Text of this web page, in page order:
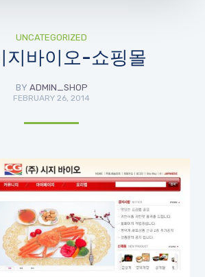
UNCATEGORIZED
지바이오-쇼핑몰
BY ADMIN_SHOP
FEBRUARY 26, 2014